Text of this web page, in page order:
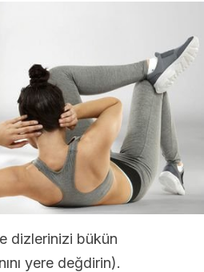
dizlerinizi bükün
yere değdirin).